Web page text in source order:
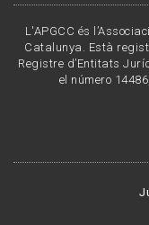
L'APGCC és
Catalunya. Està
Registre d’Entitats
el número